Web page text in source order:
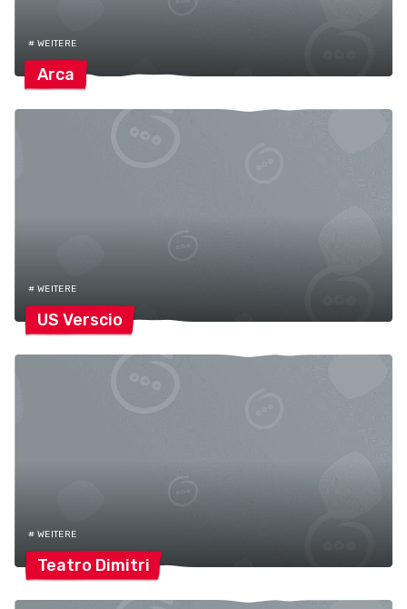
# WEITERE
Arca
# WEITERE
US Verscio
# WEITERE
Teatro Dimitri